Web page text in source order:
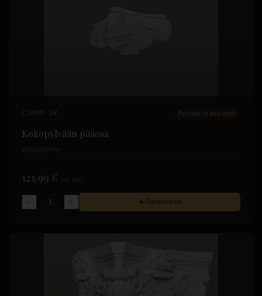
C1000-1W Pylväät ja pilasterit
Kokopylvään pääosa
265x105 mm
121.99 €
Ostoskoriin